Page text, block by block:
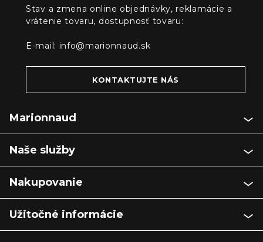
Stav a zmena online objednávky, reklamácie a
vrátenie tovaru, dostupnosť tovaru:
E-mail: info@marionnaud.sk
KONTAKTUJTE NÁS
Marionnaud
Naše služby
Nakupovanie
Užitočné informácie